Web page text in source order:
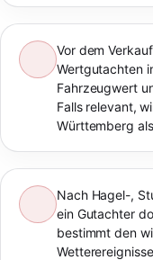
Vor dem
Wertgutachten
Fahrzeugwert
Falls relevant,
Württemberg
Nach Hagel-,
ein Gutachter
bestimmt den